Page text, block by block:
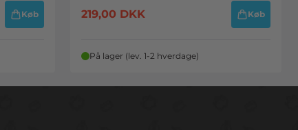
Køb 219,00 DKK Køb
På lager (lev. 1-2 hverdage)